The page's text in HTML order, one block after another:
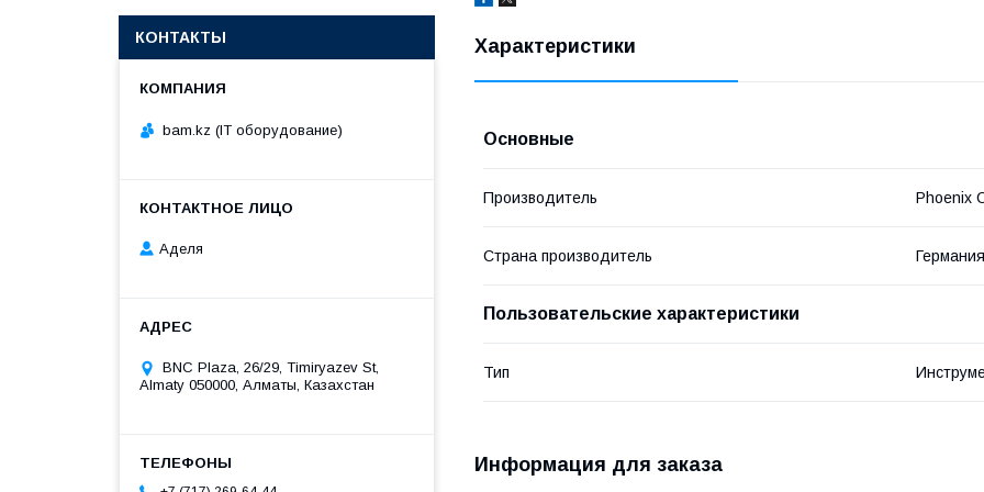
Характеристики
Основные
Производитель Phoenix
Страна производитель Германия
Пользовательские характеристики
Тип
Информация для заказа
КОНТАКТЫ
bam.kz (IT оборудование)
Аделя
BNC Plaza, 26/29, Timiryazev St,
Almaty 050000, Алматы, Казахстан